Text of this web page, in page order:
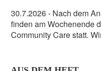
30.7.2026- Nach dem
finden am Wochenende
Community Care statt.